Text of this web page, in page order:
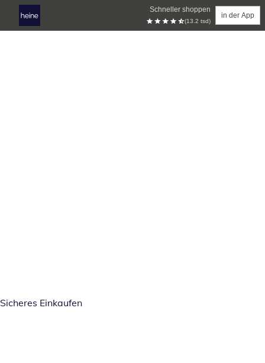
Schneller shoppen
(13.2 tsd)
in der App
Sicheres Einkaufen